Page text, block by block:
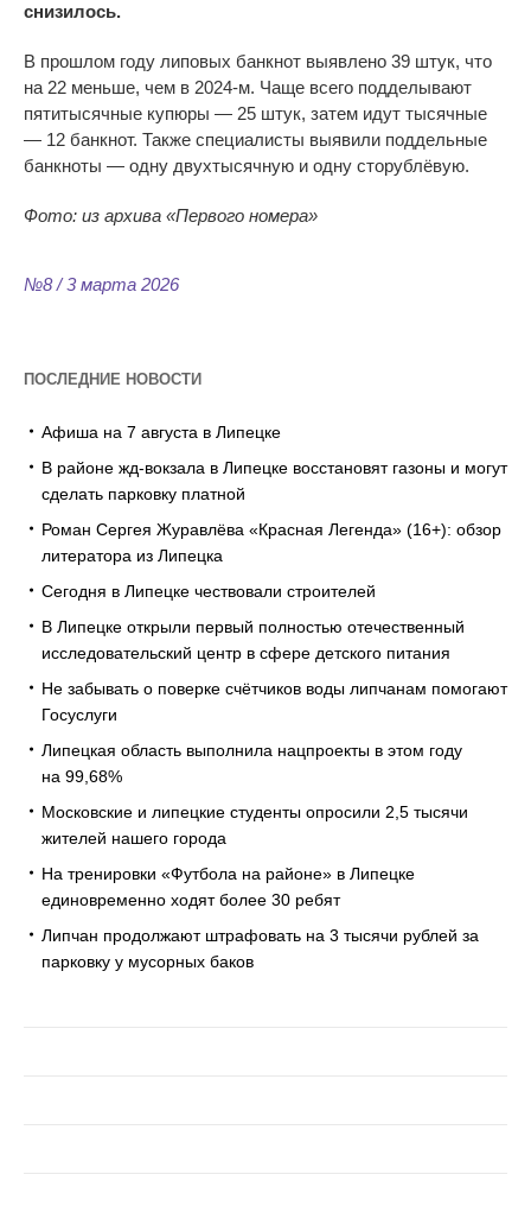
снизилось.
В прошлом году липовых банкнот выявлено 39 штук, что
на 22 меньше, чем в 2024-м. Чаще всего подделывают
пятитысячные купюры — 25 штук, затем идут тысячные
— 12 банкнот. Также специалисты выявили поддельные
банкноты — одну двухтысячную и одну сторублёвую.
Фото: из архива «Первого номера»
№8 / 3 марта 2026
ПОСЛЕДНИЕ НОВОСТИ
Афиша на 7 августа в Липецке
В районе жд-вокзала в Липецке восстановят газоны и могут
сделать парковку платной
Роман Сергея Журавлёва «Красная Легенда» (16+): обзор
литератора из Липецка
Сегодня в Липецке чествовали строителей
В Липецке открыли первый полностью отечественный
исследовательский центр в сфере детского питания
Не забывать о поверке счётчиков воды липчанам помогают
Госуслуги
Липецкая область выполнила нацпроекты в этом году
на 99,68%
Московские и липецкие студенты опросили 2,5 тысячи
жителей нашего города
На тренировки «Футбола на районе» в Липецке
единовременно ходят более 30 ребят
Липчан продолжают штрафовать на 3 тысячи рублей за
парковку у мусорных баков